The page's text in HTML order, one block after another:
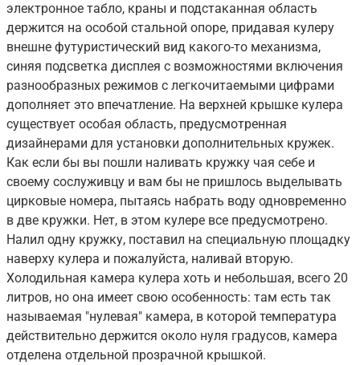
электронное табло, краны и подстаканная область
держится на особой стальной опоре, придавая кулеру
внешне футуристический вид какого-то механизма,
синяя подсветка дисплея с возможностями включения
разнообразных режимов с легкочитаемыми цифрами
дополняет это впечатление. На верхней крышке кулера
существует особая область, предусмотренная
дизайнерами для установки дополнительных кружек.
Как если бы вы пошли наливать кружку чая себе и
своему сослуживцу и вам бы не пришлось выделывать
цирковые номера, пытаясь набрать воду одновременно
в две кружки. Нет, в этом кулере все предусмотрено.
Налил одну кружку, поставил на специальную площадку
наверху кулера и пожалуйста, наливай вторую.
Холодильная камера кулера хоть и небольшая, всего 20
литров, но она имеет свою особенность: там есть так
называемая "нулевая" камера, в которой температура
действительно держится около нуля градусов, камера
отделена отдельной прозрачной крышкой.